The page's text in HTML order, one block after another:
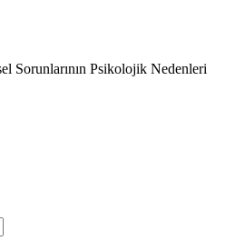
Sorunlarının Psikolojik Nedenleri